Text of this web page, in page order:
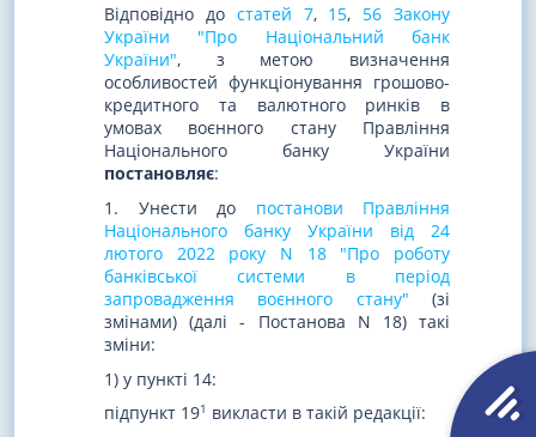
Відповідно до статей 7, 15, 56 Закону
України "Про Національний банк
України", з метою визначення
особливостей функціонування грошово-
кредитного та валютного ринків в
умовах воєнного стану Правління
Національного банку України
постановляє:
1. Унести до постанови Правління
Національного банку України від 24
лютого 2022 року N 18 "Про роботу
банківської системи в період
запровадження воєнного стану" (зі
змінами) (далі - Постанова N 18) такі
зміни:
1) у пункті 14:
підпункт 191 викласти в такій редакції: